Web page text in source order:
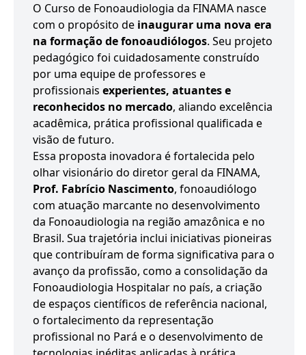
O Curso de Fonoaudiologia da FINAMA nasce
com o propósito de inaugurar uma nova era
na formação de fonoaudiólogos. Seu projeto
pedagógico foi cuidadosamente construído
por uma equipe de professores e
profissionais experientes, atuantes e
reconhecidos no mercado, aliando excelência
acadêmica, prática profissional qualificada e
visão de futuro.
Essa proposta inovadora é fortalecida pelo
olhar visionário do diretor geral da FINAMA,
Prof. Fabrício Nascimento, fonoaudiólogo
com atuação marcante no desenvolvimento
da Fonoaudiologia na região amazônica e no
Brasil. Sua trajetória inclui iniciativas pioneiras
que contribuíram de forma significativa para o
avanço da profissão, como a consolidação da
Fonoaudiologia Hospitalar no país, a criação
de espaços científicos de referência nacional,
o fortalecimento da representação
profissional no Pará e o desenvolvimento de